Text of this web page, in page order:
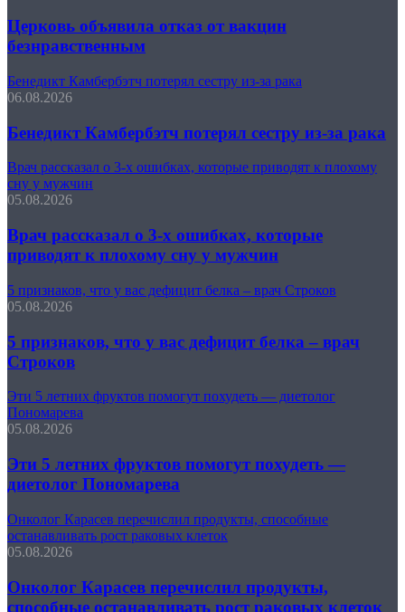
Церковь объявила отказ от вакцин
безнравственным
Бенедикт Камбербэтч потерял сестру из-за рака
06.08.2026
Бенедикт Камбербэтч потерял сестру из-за рака
Врач рассказал о 3-х ошибках, которые приводят к плохому
сну у мужчин
05.08.2026
Врач рассказал о 3-х ошибках, которые
приводят к плохому сну у мужчин
5 признаков, что у вас дефицит белка – врач Строков
05.08.2026
5 признаков, что у вас дефицит белка – врач
Строков
Эти 5 летних фруктов помогут похудеть — диетолог
Пономарева
05.08.2026
Эти 5 летних фруктов помогут похудеть —
диетолог Пономарева
Онколог Карасев перечислил продукты, способные
останавливать рост раковых клеток
05.08.2026
Онколог Карасев перечислил продукты,
способные останавливать рост раковых клеток